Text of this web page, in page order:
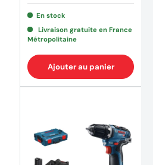
En stock
Livraison gratuite en France
Métropolitaine
Ajouter au panier